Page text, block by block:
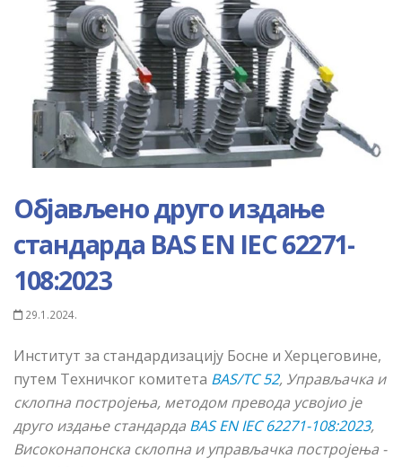
Објављено друго издање
стандарда BAS EN IEC 62271-
108:2023
29.1.2024.
Институт за стандардизацију Босне и Херцеговине,
путем Техничког комитета BAS/TC 52, Управљачка и
склопна постројења, методом превода усвојио је
друго издање стандарда BAS EN IEC 62271-108:2023,
Високонапонска склопна и управљачка постројења -